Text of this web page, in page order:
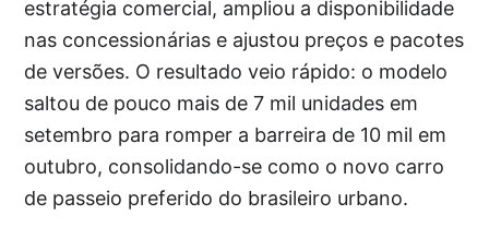
estratégia comercial, ampliou a disponibilidade
nas concessionárias e ajustou preços e pacotes
de versões. O resultado veio rápido: o modelo
saltou de pouco mais de 7 mil unidades em
setembro para romper a barreira de 10 mil em
outubro, consolidando-se como o novo carro
de passeio preferido do brasileiro urbano.